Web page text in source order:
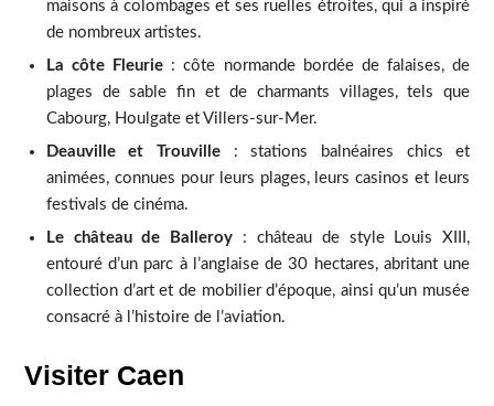
maisons à colombages et ses ruelles étroites, qui a inspiré
de nombreux artistes.
La côte Fleurie : côte normande bordée de falaises, de
plages de sable fin et de charmants villages, tels que
Cabourg, Houlgate et Villers-sur-Mer.
Deauville et Trouville : stations balnéaires chics et
animées, connues pour leurs plages, leurs casinos et leurs
festivals de cinéma.
Le château de Balleroy : château de style Louis XIII,
entouré d’un parc à l’anglaise de 30 hectares, abritant une
collection d’art et de mobilier d’époque, ainsi qu’un musée
consacré à l’histoire de l’aviation.
Visiter Caen